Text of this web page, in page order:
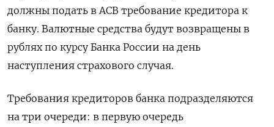
должны подать в АСВ требование кредитора к
банку. Валютные средства будут возвращены в
рублях по курсу Банка России на день
наступления страхового случая.
Требования кредиторов банка подразделяются
на три очереди: в первую очередь